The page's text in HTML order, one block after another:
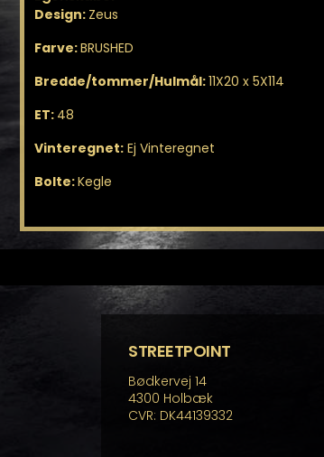
Design: Zeus
Farve:BRUSHED
Bredde/tommer/Hulmål:11X20 x 5X114
ET: 48
Vinteregnet: Ej Vinteregnet
Bolte:Kegle
STREETPOINT
Bødkervej 14
4300 Holbæk
CVR: DK44139332